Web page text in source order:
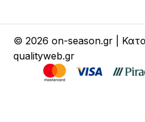
© 2026 on-season.gr |
qualityweb.gr